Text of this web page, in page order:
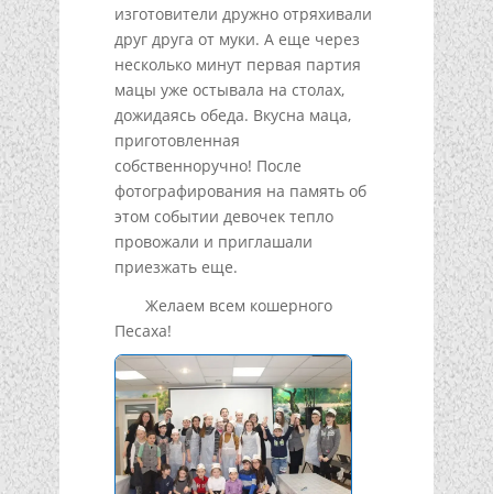
изготовители дружно отряхивали
друг друга от муки. А еще через
несколько минут первая партия
мацы уже остывала на столах,
дожидаясь обеда. Вкусна маца,
приготовленная
собственноручно! После
фотографирования на память об
этом событии девочек тепло
провожали и приглашали
приезжать еще.
Желаем всем кошерного
Песаха!